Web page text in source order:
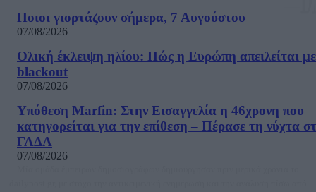
Ποιοι γιορτάζουν σήμερα, 7 Αυγούστου
07/08/2026
Ολική έκλειψη ηλίου: Πώς η Ευρώπη απειλείται με
blackout
07/08/2026
Υπόθεση Marfin: Στην Εισαγγελία η 46χρονη που
κατηγορείται για την επίθεση – Πέρασε τη νύχτα
ΓΑΔΑ
07/08/2026